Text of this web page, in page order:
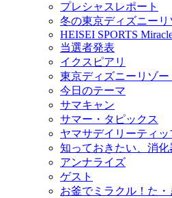
プレシャスレポート
冬の東京ディズニー
HEISEI SPORTS
当選者発表
イクスピアリ
東京ディズニーリゾー
今日のテーマ
サマキャン
サマー・タピックス
ヤマサデイリーティッ
知っておきたい、消
アンナライズ
ゲスト
お釜でミラクル！た・